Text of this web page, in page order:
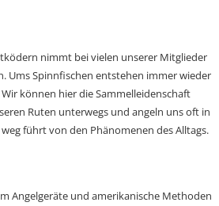
nimmt bei vielen unserer Mitglieder
Ums Spinnfischen entstehen immer wieder
können hier die Sammelleidenschaft
Ruten unterwegs und angeln uns oft in
führt von den Phänomenen des Alltags.
Angelgeräte und amerikanische Methoden